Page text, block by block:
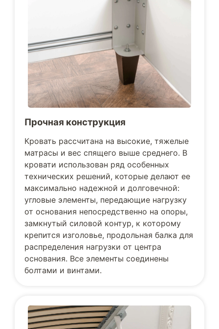
Прочная конструкция
Кровать рассчитана на высокие, тяжелые
матрасы и вес спящего выше среднего. В
кровати использован ряд особенных
технических решений, которые делают ее
максимально надежной и долговечной:
угловые элементы, передающие нагрузку
от основания непосредственно на опоры,
замкнутый силовой контур, к которому
крепится изголовье, продольная балка для
распределения нагрузки от центра
основания. Все элементы соединены
болтами и винтами.